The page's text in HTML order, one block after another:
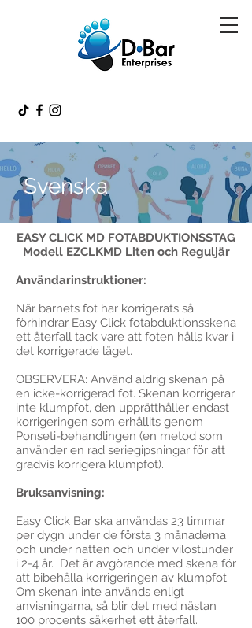
Svenska
EASY CLICK MD FOTABDUKTIONSSTAG
Modell EZCLKMD Liten och Reguljär
Användarinstruktioner:
När barnets fot har korrigerats så
förhindrar Easy Click fotabduktionsskena
ett återfall tack vare att foten hålls kvar i
det korrigerade läget.
OBSERVERA: Använd aldrig skenan på
en icke-korrigerad fot. Skenan korrigerar
inte klumpfot, den upprätthåller endast
korrigeringen som erhållits genom
Ponseti-behandlingen (en metod som
använder en rad seriegipsningar för att
gradvis korrigera klumpfot).
Bruksanvisning:
Easy Click Bar ska användas 23 timmar
per dygn under de första 3 månaderna
och under natten och under vilostunder
i 2-4 år. Det är avgörande med skena för
att bibehålla korrigeringen av klumpfot.
Om skenan inte används enligt
anvisningarna, så blir det med nästan
100 procents säkerhet ett återfall.